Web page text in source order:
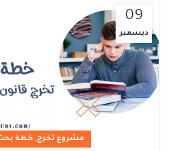
09
ديسمبر
مشروع تخرج,خطة